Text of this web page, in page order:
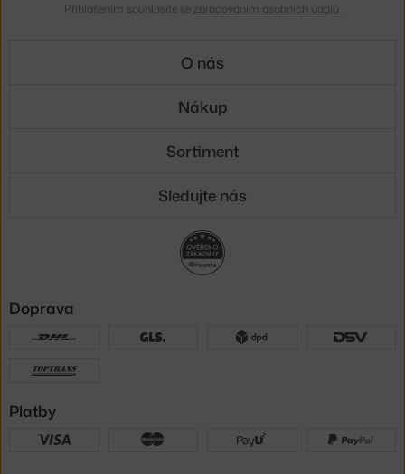
Přihlášením souhlasíte se zpracováním osobních údajů
O nás
Nákup
Sortiment
Sledujte nás
Doprava
Platby